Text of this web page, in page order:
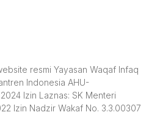
resmi Yayasan Waqaf Infaq
Indonesia AHU-
2024 Izin Laznas: SK Menteri
Izin Nadzir Wakaf No. 3.3.00307